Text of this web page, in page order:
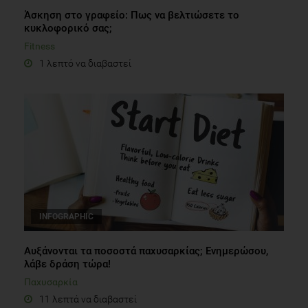
Άσκηση στο γραφείο: Πως να βελτιώσετε το
κυκλοφορικό σας;
Fitness
1 λεπτό να διαβαστεί
INFOGRAPHIC
Αυξάνονται τα ποσοστά παχυσαρκίας; Ενημερώσου,
λάβε δράση τώρα!
Παχυσαρκία
11 λεπτά να διαβαστεί